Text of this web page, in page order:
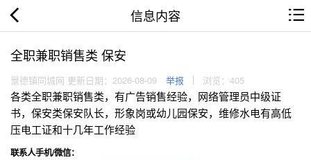
信息内容
全职兼职销售类 保安
景德镇同城网 更新日期：2026-08-09 举报 浏览：405
各类全职兼职销售类，有广告销售经验，网络管理员中级证
书，保安类保安队长，形象岗或幼儿园保安，维修水电有高低
压电工证和十几年工作经验
联系人手机/微信：